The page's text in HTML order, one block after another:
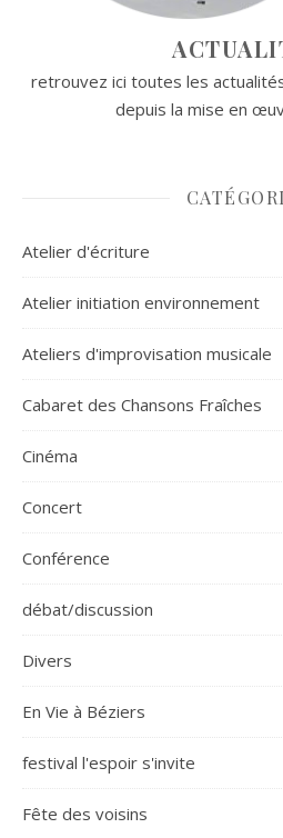
retrouvez ici toutes les
depuis la mise en
Atelier d'écriture
Atelier initiation environnement
Ateliers d'improvisation musicale
Cabaret des Chansons Fraîches
Cinéma
Concert
Conférence
débat/discussion
Divers
En Vie à Béziers
festival l'espoir s'invite
Fête des voisins